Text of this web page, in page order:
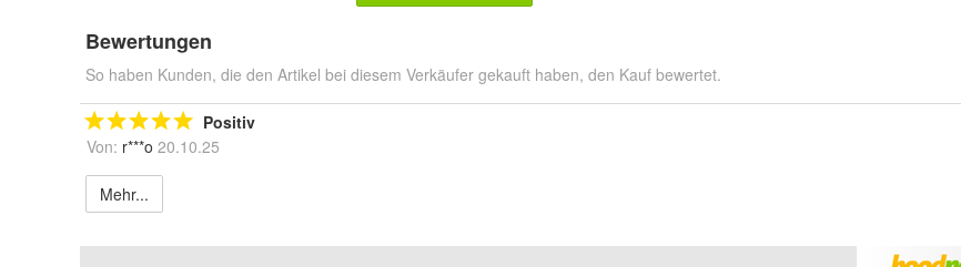
Bewertungen
So haben Kunden, die den Artikel bei diesem Verkäufer gekauft haben, den Kauf bewertet.
Positiv
Von: r***o 20.10.25
Mehr...